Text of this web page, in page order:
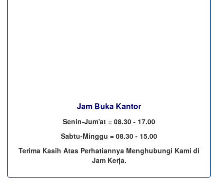
Jam Buka Kantor
Senin-Jum'at = 08.30 - 17.00
Sabtu-Minggu = 08.30 - 15.00
Terima Kasih Atas Perhatiannya Menghubungi Kami di
Jam Kerja.